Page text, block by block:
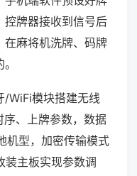
控牌器接收到信号后
在麻将机洗牌、码牌
/WiFi模块搭建无线
、上牌参数，数据
机型，加密传输模式
装主板实现参数调